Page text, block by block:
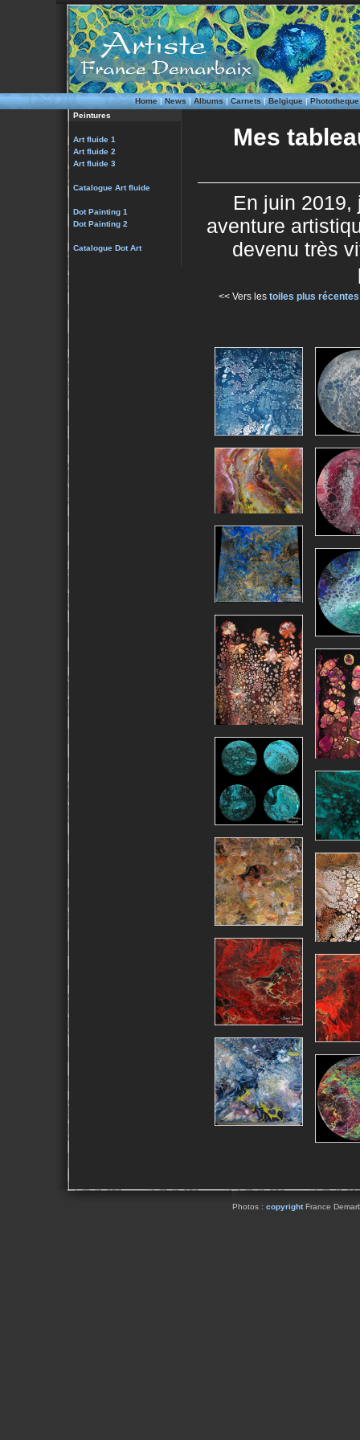
Home|News| Albums|Carnets|Belgique|Phototheque
Peintures
Art fluide 1
Art fluide 2
Art fluide 3
Catalogue Art fluide
Dot Painting 1
Dot Painting 2
Catalogue Dot Art
Mes
En juin 2019,
aventure
devenu très
<< Vers les toiles plus récentes
Photos : copyrightFrance